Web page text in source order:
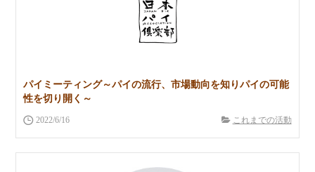
パイミーティング～パイの流行、市場動向を知りパイの可能
性を切り開く～
2022/6/16 これまでの活動